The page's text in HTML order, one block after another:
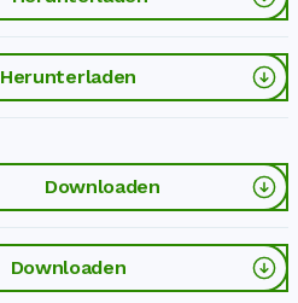
Herunterladen
Downloaden
Downloaden